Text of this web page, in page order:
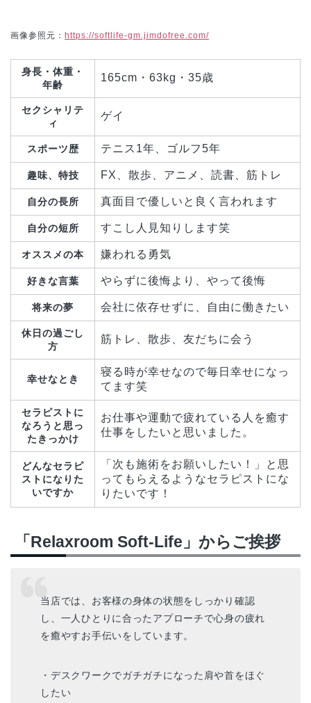
画像参照元： https://softlife-gm.jimdofree.com/
身長・体重・
年齢
165cm・63kg・35歳
セクシャリテ
ィ
ゲイ
スポーツ歴 テニス1年、ゴルフ5年
趣味、特技 FX、散歩、アニメ、読書、筋トレ
自分の長所 真面目で優しいと良く言われます
自分の短所 すこし人見知りします笑
オススメの本 嫌われる勇気
好きな言葉 やらずに後悔より、やって後悔
将来の夢 会社に依存せずに、自由に働きたい
休日の過ごし
方
筋トレ、散歩、友だちに会う
幸せなとき
寝る時が幸せなので毎日幸せになっ
てます笑
セラピストに
なろうと思っ
たきっかけ
お仕事や運動で疲れている人を癒す
仕事をしたいと思いました。
どんなセラピ
ストになりた
いですか
「次も施術をお願いしたい！」と思
ってもらえるようなセラピストにな
りたいです！
「Relaxroom Soft-Life」からご挨拶
当店では、お客様の身体の状態をしっかり確認
し、一人ひとりに合ったアプローチで心身の疲れ
を癒やすお手伝いをしています。
・デスクワークでガチガチになった肩や首をほぐ
したい